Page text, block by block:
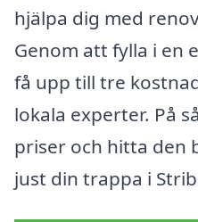
hjälpa dig med
Genom att fylla i en
få upp till tre
lokala experter. På
priser och hitta den
just din trappa i